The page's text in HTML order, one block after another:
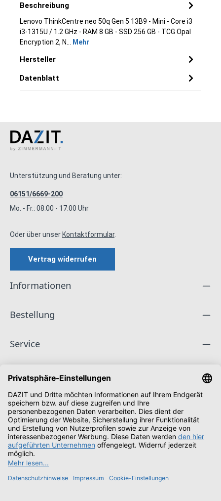
Beschreibung
Lenovo ThinkCentre neo 50q Gen 5 13B9 - Mini - Core i3
i3-1315U / 1.2 GHz - RAM 8 GB - SSD 256 GB - TCG Opal
Encryption 2, N… Mehr
Hersteller
Datenblatt
Unterstützung und Beratung unter:
06151/6669-200
Mo. - Fr.: 08:00 - 17:00 Uhr
Oder über unserKontaktformular.
Vertrag widerrufen
Informationen
Bestellung
Service
Unternehmen
Folge uns
Zahlungsarten
Versandarten